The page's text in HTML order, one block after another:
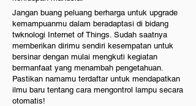
Jangan buang peluang berharga untuk upgrade
kemampuanmu dalam beradaptasi di bidang
twknologi Internet of Things. Sudah saatnya
memberikan dirimu sendiri kesempatan untuk
bersinar dengan mulai mengkuti kegiatan
bermanfaat yang menambah pengetahuan.
Pastikan namamu terdaftar untuk mendapatkan
ilmu baru tentang cara mengontrol lampu secara
otomatis!